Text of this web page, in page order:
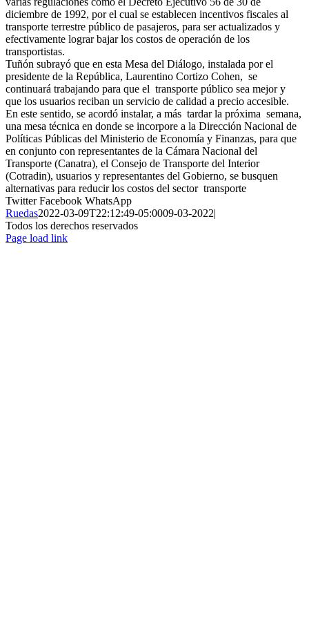
diciembre de 1992, por el cual se establecen incentivos fiscales al
transporte terrestre público de pasajeros, para ser actualizados y
efectivamente lograr bajar los costos de operación de los
transportistas.
Tuñón subrayó que en esta Mesa del Diálogo, instalada por el
presidente de la República, Laurentino Cortizo Cohen, se
continuará trabajando para que el transporte público sea mejor y
que los usuarios reciban un servicio de calidad a precio accesible.
En este sentido, se acordó instalar, a más tardar la próxima semana,
una mesa técnica en donde se incorpore a la Dirección Nacional de
Políticas Públicas del Ministerio de Economía y Finanzas, para que
en conjunto con representantes de la Cámara Nacional del
Transporte (Canatra), el Consejo de Transporte del Interior
(Cotradin), usuarios y representantes del Gobierno, se busquen
alternativas para reducir los costos del sector transporte
TwitterFacebook WhatsApp
Ruedas2022-03-09T22:12:49-05:0009-03-2022|
Todos los derechos reservados
Page load link